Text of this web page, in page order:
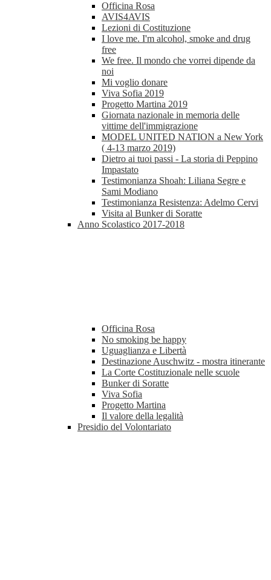
Officina Rosa
AVIS4AVIS
Lezioni di Costituzione
I love me. I'm alcohol, smoke and drug
free
We free. Il mondo che vorrei dipende da
noi
Mi voglio donare
Viva Sofia 2019
Progetto Martina 2019
Giornata nazionale in memoria delle
vittime dell'immigrazione
MODEL UNITED NATION a New York
( 4-13 marzo 2019)
Dietro ai tuoi passi - La storia di Peppino
Impastato
Testimonianza Shoah: Liliana Segre e
Sami Modiano
Testimonianza Resistenza: Adelmo Cervi
Visita al Bunker di Soratte
Anno Scolastico 2017-2018
Officina Rosa
No smoking be happy
Uguaglianza e Libertà
Destinazione Auschwitz - mostra itinerante
La Corte Costituzionale nelle scuole
Bunker di Soratte
Viva Sofia
Progetto Martina
Il valore della legalità
Presidio del Volontariato